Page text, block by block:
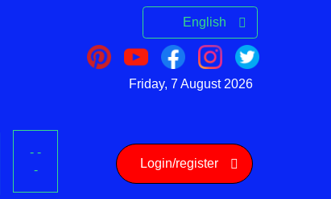
English
Friday, 7 August 2026
- -
-
Login/register